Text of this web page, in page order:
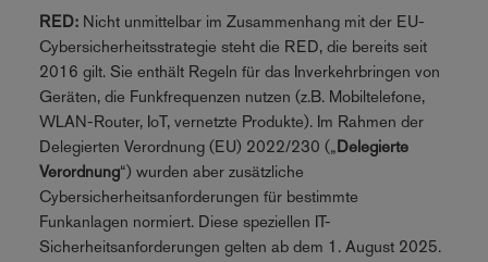
RED:Nicht unmittelbar im Zusammenhang mit der EU-
Cybersicherheitsstrategie steht die RED, die bereits seit
2016 gilt. Sie enthält Regeln für das Inverkehrbringen von
Geräten, die Funkfrequenzen nutzen (z.B. Mobiltelefone,
WLAN-Router, IoT, vernetzte Produkte). Im Rahmen der
Delegierten Verordnung (EU) 2022/230 („Delegierte
Verordnung“) wurden aber zusätzliche
Cybersicherheitsanforderungen für bestimmte
Funkanlagen normiert. Diese speziellen IT-
Sicherheitsanforderungen gelten ab dem 1. August 2025.